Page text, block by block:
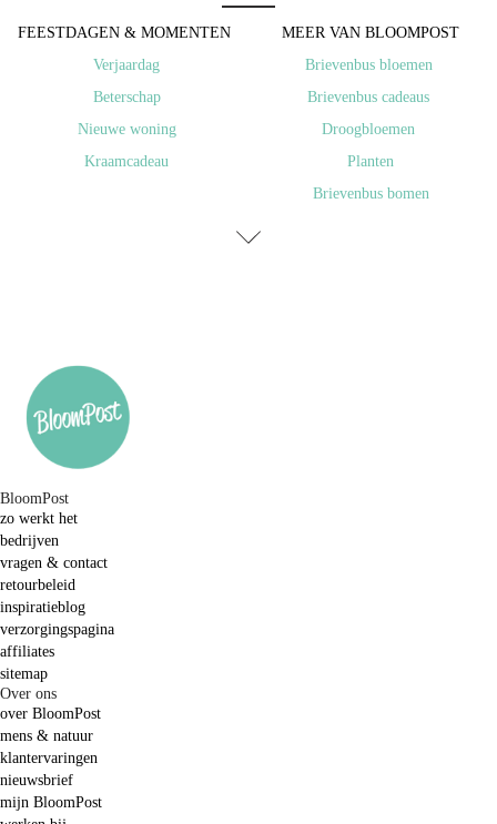
FEESTDAGEN & MOMENTEN ​
​Verjaardag
Beterschap
Nieuwe woning
Kraamcadeau
MEER VAN BLOOMPOST
Brievenbus bloemen
Brievenbus cadeaus
Droogbloemen
Planten
Brievenbus bomen
BloomPost
zo werkt het
bedrijven
vragen & contact
retourbeleid
inspiratieblog
verzorgingspagina
affiliates
sitemap
Over ons
over BloomPost
mens & natuur
klantervaringen
nieuwsbrief
mijn BloomPost